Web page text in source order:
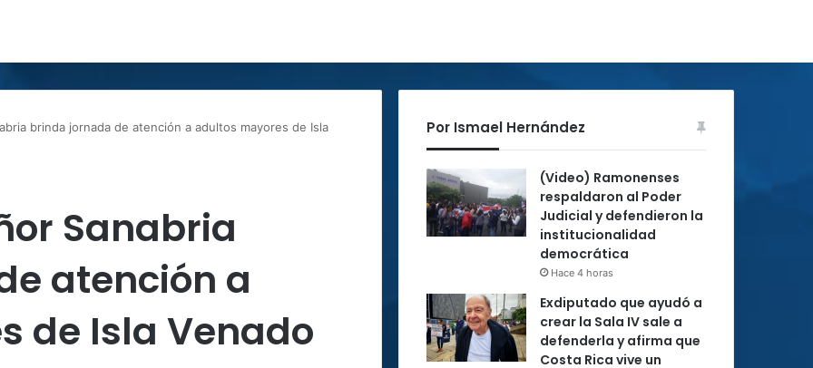
brinda jornada de atención a adultos mayores de Isla
Sanabria
atención a
de Isla Venado
Por Ismael Hernández
(Video) Ramonenses
respaldaron al Poder
Judicial y defendieron la
institucionalidad
democrática
Hace 4 horas
Exdiputado que ayudó a
crear la Sala IV sale a
defenderla y afirma que
Costa Rica vive un